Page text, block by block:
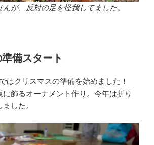
が、反対の足を怪我してました。
備スタート
はクリスマスの準備を始めました！
に飾るオーナメント作り。今年は折り
した。